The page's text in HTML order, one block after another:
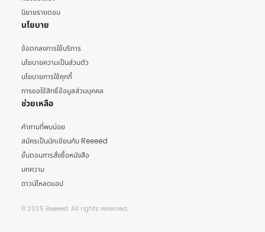
นิยายรายตอน
นโยบาย
ข้อตกลงการใช้บริการ
นโยบายความเป็นส่วนตัว
นโยบายการใช้คุกกี้
การขอใช้สิทธิ์ข้อมูลส่วนบุคคล
ช่วยเหลือ
คำถามที่พบบ่อย
สมัครเป็นนักเขียนกับ Reeeed
ขั้นตอนการสั่งซื้อหนังสือ
บทความ
ดาวน์โหลดแอป
© 2025 Reeeed. All rights reserved.